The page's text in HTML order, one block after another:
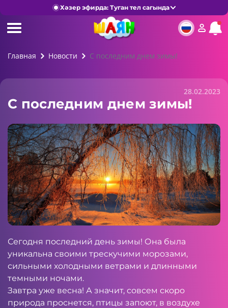
Хәзер эфирда: Туган тел сагында
Главная Новости С последним днем зимы!
28.02.2023
С последним днем зимы!
Сегодня последний день зимы! Она была
уникальна своими трескучими морозами,
сильными холодными ветрами и длинными
темными ночами.
Завтра уже весна! А значит, совсем скоро
природа проснется, птицы запоют, в воздухе